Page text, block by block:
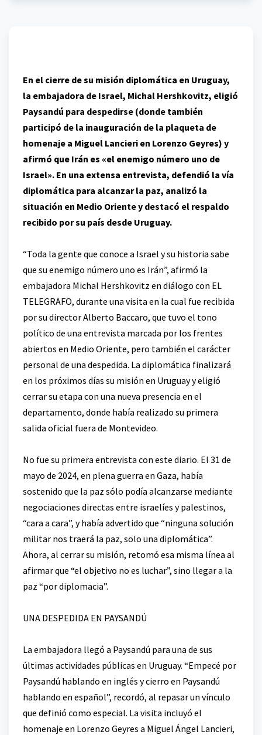
En el cierre de su misión diplomática en Uruguay,
la embajadora de Israel, Michal Hershkovitz, eligió
Paysandú para despedirse (donde también
participó de la inauguración de la plaqueta de
homenaje a Miguel Lancieri en Lorenzo Geyres) y
afirmó que Irán es «el enemigo número uno de
Israel». En una extensa entrevista, defendió la vía
diplomática para alcanzar la paz, analizó la
situación en Medio Oriente y destacó el respaldo
recibido por su país desde Uruguay.
“Toda la gente que conoce a Israel y su historia sabe
que su enemigo número uno es Irán”, afirmó la
embajadora Michal Hershkovitz en diálogo con EL
TELEGRAFO, durante una visita en la cual fue recibida
por su director Alberto Baccaro, que tuvo el tono
político de una entrevista marcada por los frentes
abiertos en Medio Oriente, pero también el carácter
personal de una despedida. La diplomática finalizará
en los próximos días su misión en Uruguay y eligió
cerrar su etapa con una nueva presencia en el
departamento, donde había realizado su primera
salida oficial fuera de Montevideo.
No fue su primera entrevista con este diario. El 31 de
mayo de 2024, en plena guerra en Gaza, había
sostenido que la paz sólo podía alcanzarse mediante
negociaciones directas entre israelíes y palestinos,
“cara a cara”, y había advertido que “ninguna solución
militar nos traerá la paz, solo una diplomática”.
Ahora, al cerrar su misión, retomó esa misma línea al
afirmar que “el objetivo no es luchar”, sino llegar a la
paz “por diplomacia”.
UNA DESPEDIDA EN PAYSANDÚ
La embajadora llegó a Paysandú para una de sus
últimas actividades públicas en Uruguay. “Empecé por
Paysandú hablando en inglés y cierro en Paysandú
hablando en español”, recordó, al repasar un vínculo
que definió como especial. La visita incluyó el
homenaje en Lorenzo Geyres a Miguel Ángel Lancieri,